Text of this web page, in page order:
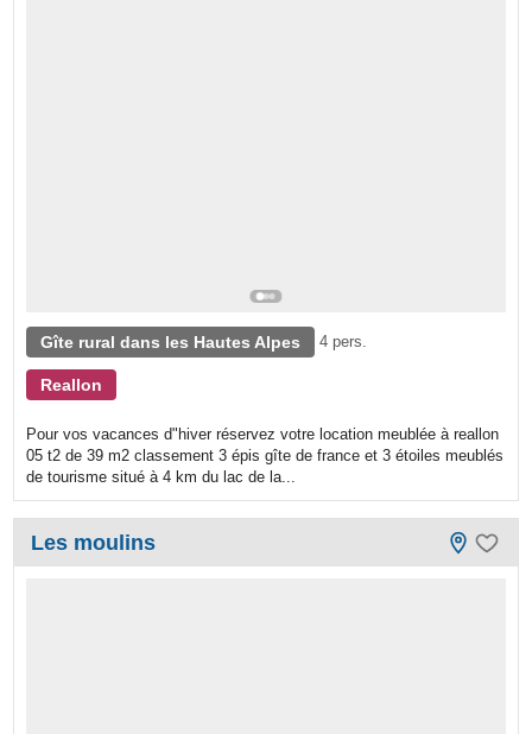
Gîte rural dans les Hautes Alpes 4 pers.
Reallon
Pour vos vacances d"hiver réservez votre location meublée à reallon
05 t2 de 39 m2 classement 3 épis gîte de france et 3 étoiles meublés
de tourisme situé à 4 km du lac de la...
Les moulins